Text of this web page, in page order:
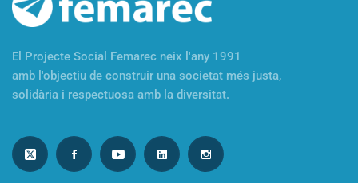
El Projecte Social Femarec neix l'any 1991
amb l'objectiu de construir una societat més justa,
solidària i respectuosa amb la diversitat.